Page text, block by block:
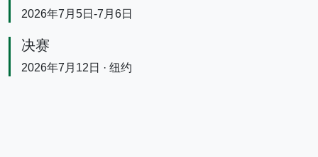
2026年7月5日-7月6日
决赛
2026年7月12日 · 纽约